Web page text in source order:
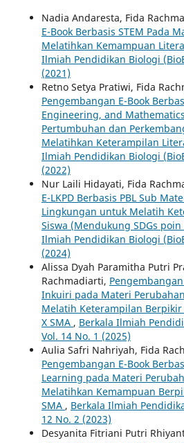
Nadia Andaresta, Fida
E-Book Berbasis STEM Pada
Melatihkan Kemampuan
Ilmiah Pendidikan Biologi
(2021)
Retno Setya Pratiwi, Fida
Pengembangan E-Book
Engineering, and
Pertumbuhan dan
Melatihkan Keterampilan
Ilmiah Pendidikan Biologi
(2022)
Nur Laili Hidayati, Fida
E-LKPD Berbasis PBL Sub
Lingkungan untuk Melatih
Siswa (Mendukung SDGs poin
Ilmiah Pendidikan Biologi
(2024)
Alissa Dyah Paramitha Putri
Rachmadiarti,
Inkuiri pada Materi
Melatih Keterampilan Berpikir
X SMA , Berkala Ilmiah
Vol. 14 No. 1 (2025)
Aulia Safri Nahriyah, Fida
Pengembangan E-Book
Learning pada Materi
Melatihkan Kemampuan
SMA , Berkala Ilmiah
12 No. 2 (2023)
Desyanita Fitriani Putri